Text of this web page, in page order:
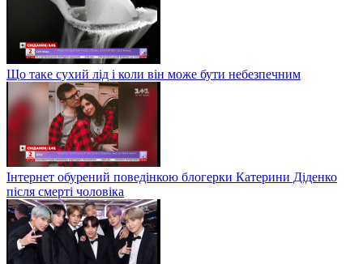
Що таке сухий лід і коли він може бути небезпечним
Інтернет обурений поведінкою блогерки Катерини Діденко
після смерті чоловіка